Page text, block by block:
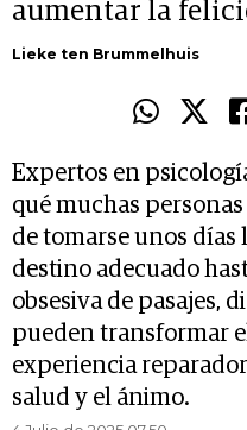
aumentar la
Lieke ten Brummelhuis
Expertos en
qué muchas
de tomarse unos días
destino adecuado
obsesiva de pasajes,
pueden transformar
experiencia
salud y el ánimo.